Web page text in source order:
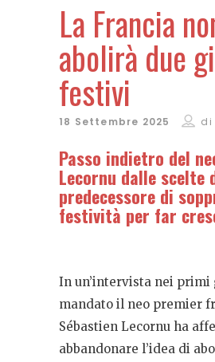
La Francia
abolirà due
festivi
18 Settembre 2025 di
Passo indietro del
Lecornu dalle scelte
predecessore di
festività per far
In un’intervista nei primi
mandato il neo premier
Sébastien Lecornu ha
abbandonare l’idea di